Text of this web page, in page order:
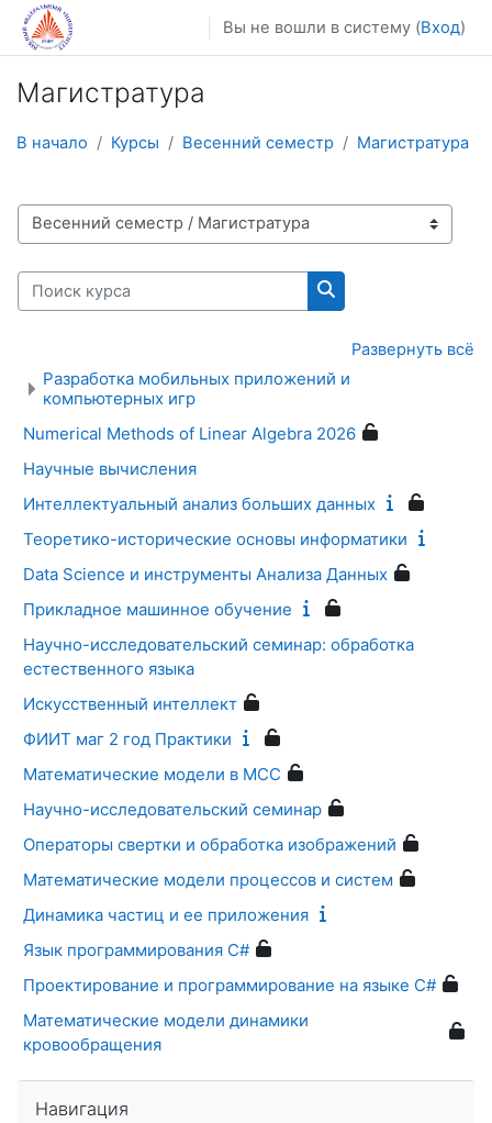
Перейти к основному содержанию
Вы не вошли в систему (Вход)
Магистратура
В начало Курсы Весенний семестр Магистратура
Категории курсов
Поиск курса
Поиск курса
Развернуть всё
Разработка мобильных приложений и
компьютерных игр
Numerical Methods of Linear Algebra 2026
Научные вычисления
Интеллектуальный анализ больших данных
Теоретико-исторические основы информатики
Data Science и инструменты Анализа Данных
Прикладное машинное обучение
Научно-исследовательский семинар: обработка
естественного языка
Искусственный интеллект
ФИИТ маг 2 год Практики
Математические модели в МСС
Научно-исследовательский семинар
Операторы свертки и обработка изображений
Математические модели процессов и систем
Динамика частиц и ее приложения
Язык программирования C#
Проектирование и программирование на языке С#
Математические модели динамики
кровообращения
Навигация